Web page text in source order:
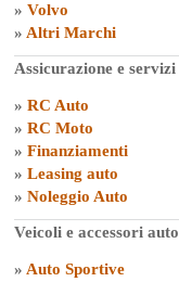
» Volvo
» Altri Marchi
Assicurazione e servizi
» RC Auto
» RC Moto
» Finanziamenti
» Leasing auto
» Noleggio Auto
Veicoli e accessori auto
» Auto Sportive